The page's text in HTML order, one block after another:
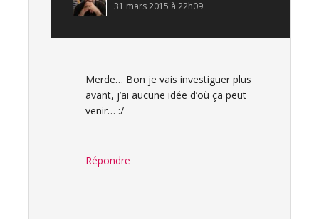
31 mars 2015 à 22h09
Merde… Bon je vais investiguer plus
avant, j’ai aucune idée d’où ça peut
venir… :/
Répondre